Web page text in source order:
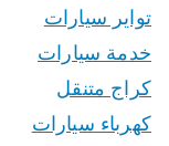
تواير سيارات
خدمة سيارات
كراج متنقل
كهرباء سيارات